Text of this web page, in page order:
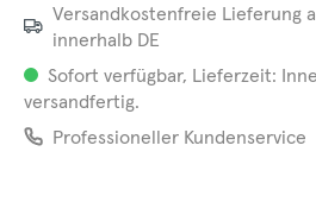
Versandkostenfreie Lieferung
innerhalb DE
Sofort verfügbar, Lieferzeit:
versandfertig.
Professioneller Kundenservice